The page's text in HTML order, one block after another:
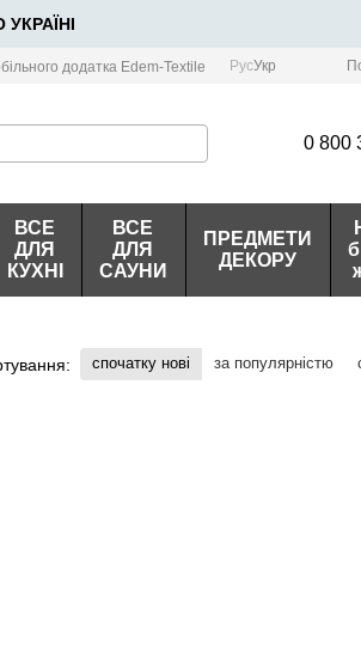
додатка Edem-Textile РусУкр
0 800
ВСЕ
ДЛЯ
КУХНІ
ВСЕ
ДЛЯ
САУНИ
ПРЕДМЕТИ
ДЕКОРУ
спочатку нові за популярністю